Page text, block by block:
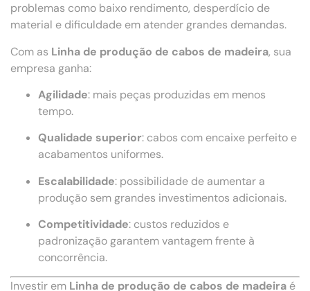
problemas como baixo rendimento, desperdício de
material e dificuldade em atender grandes demandas.
Com as Linha de produção de cabos de madeira, sua
empresa ganha:
Agilidade: mais peças produzidas em menos
tempo.
Qualidade superior: cabos com encaixe perfeito e
acabamentos uniformes.
Escalabilidade: possibilidade de aumentar a
produção sem grandes investimentos adicionais.
Competitividade: custos reduzidos e
padronização garantem vantagem frente à
concorrência.
Investir em Linha de produção de cabos de madeira é